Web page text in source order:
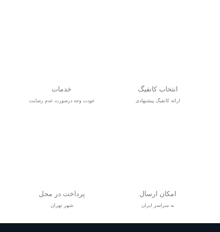
انتخاب کانفیگ
ارائه کانفیگ پیشنهادی
خدمات
عودت وجه درصورت عدم رضایت
امکان ارسال
به سراسر ایران
پرداخت در محل
شهر تهران